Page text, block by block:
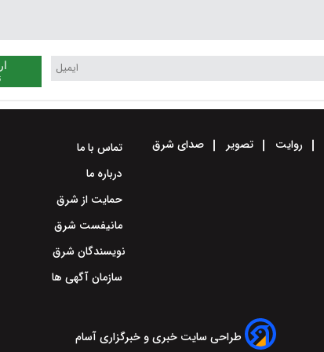
روایت تصویر صدای شرق
تماس با ما
درباره ما
حمایت از شرق
مانیفست شرق
نویسندگان شرق
سازمان آگهی ها
طراحی سایت خبری و خبرگزاری آسام